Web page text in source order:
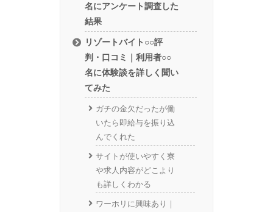
名にアンケート調査した
結果
リゾートバイト○○評
判・口コミ｜利用者○○
名に体験談を詳しく聞い
てみた
ガチの金欠だったが働
いたら即給与を振り込
んでくれた
サイトが使いやすく寮
や求人内容がどこより
も詳しくわかる
ワーホリに興味あり｜